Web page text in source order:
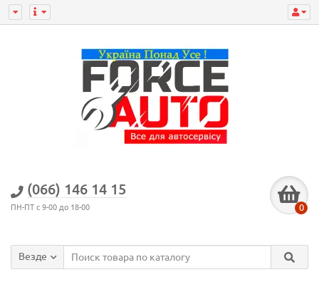
(066) 146 14 15
ПН-ПТ с 9-00 до 18-00 0
Везде